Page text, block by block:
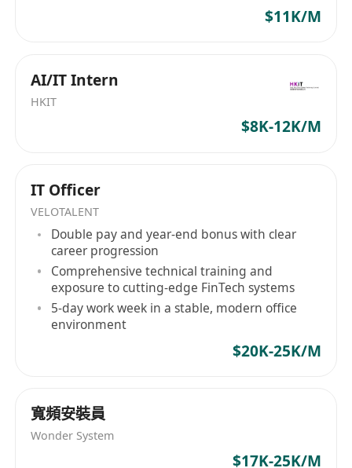
- 熟练掌握APP安全与防护、APP加固、混淆等。
- 有前端项目经验，熟悉Vue、React等框架者优
先。
- 社区活跃及有优秀开源项目者优先。
$11K/M
AI/IT Intern
HKIT
$8K-12K/M
IT Officer
VELOTALENT
Double pay and year-end bonus with clear
career progression
Comprehensive technical training and
exposure to cutting-edge FinTech systems
5-day work week in a stable, modern office
environment
$20K-25K/M
寬頻安裝員
Wonder System
$17K-25K/M